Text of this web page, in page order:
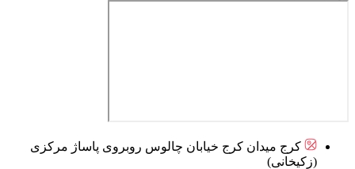
کرج میدان کرج خیابان چالوس روبروی پاساژ مرکزی
(زکیخانی)